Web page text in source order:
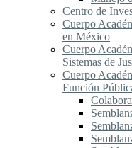
Centro de
Cuerpo
en México
Cuerpo
Sistemas de
Cuerpo
Función